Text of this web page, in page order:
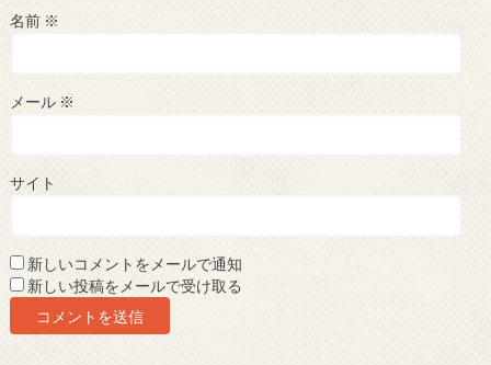
名前 ※
メール ※
サイト
新しいコメントをメールで通知
新しい投稿をメールで受け取る